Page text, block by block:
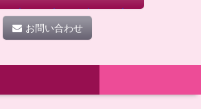
お問い合わせ